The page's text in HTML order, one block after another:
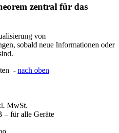
zentral für das
von
sobald neue Informationen oder
- nach oben
MwSt.
– für alle Geräte